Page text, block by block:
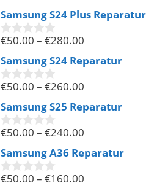
o
n
5
Samsung S24 Plus Reparatur
0
o
n
5
€50.00 – €280.00
Samsung S24 Reparatur
0
o
n
5
€50.00 – €260.00
Samsung S25 Reparatur
0
o
n
5
€50.00 – €240.00
Samsung A36 Reparatur
0
€50.00 – €160.00